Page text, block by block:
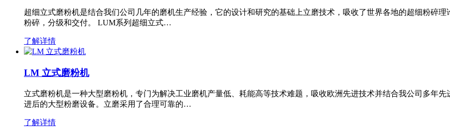
超细立式磨粉机是结合我们公司几年的磨机生产经验，它的设计和研究的基础上立磨技术，吸收了世界各地的超细粉碎
粉碎，分级和交付。 LUM系列超细立式…
了解详情
LM 立式磨粉机
立式磨粉机是一种大型磨粉机，专门为解决工业磨机产量低、耗能高等技术难题，吸收欧洲先进技术并结合我公司多年
进后的大型粉磨设备。立磨采用了合理可靠的…
了解详情